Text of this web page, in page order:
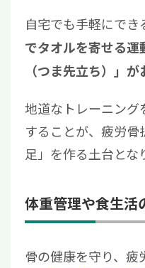
自宅でも手軽にでき
でタオルを寄せる運
（つま先立ち）」
地道なトレーニング
することが、疲労
足」を作る土台とな
体重管理や食生活
骨の健康を守り、疲